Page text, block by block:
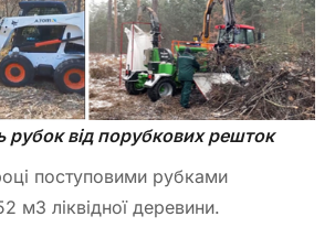
рубок від порубкових решток
поступовими рубками
м3 ліквідної деревини.